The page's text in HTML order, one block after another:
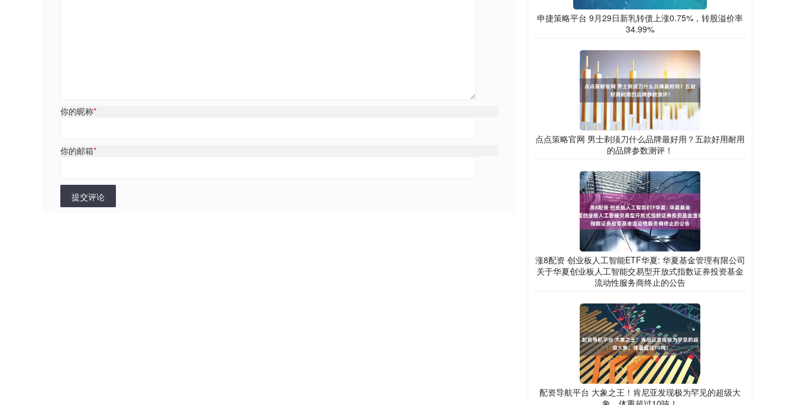
你的昵称*
你的邮箱*
提交评论
申捷策略平台 9月29日新乳转债上涨0.75%，转股溢价率
34.99%
点点策略官网 男士剃须刀什么品牌最好用？五款好用耐用
的品牌参数测评！
涨8配资 创业板人工智能ETF华夏: 华夏基金管理有限公司
关于华夏创业板人工智能交易型开放式指数证券投资基金
流动性服务商终止的公告
配资导航平台 大象之王！肯尼亚发现极为罕见的超级大